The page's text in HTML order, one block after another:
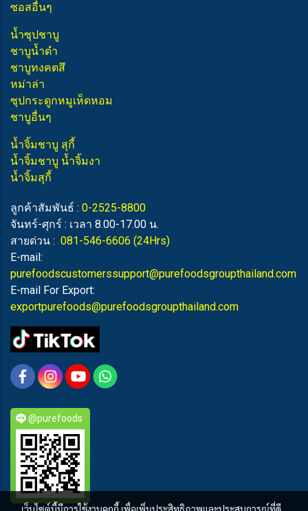
ซอสอื่นๆ
น้ำซุปชาบู
ชาบูน้ำดำ
ชาบูทงคตสึ
หม่าล่า
ซุปกระดูกหมูเห็ดหอม
ชาบูอื่นๆ
น้ำจิ้มชาบู สุกี้
น้ำจิ้มชาบู น้ำจิ้มงา
น้ำจิ้มสุกี้
ลูกค้าสัมพันธ์ : 0-2525-8800
จันทร์-ศุกร์ : เวลา 8.00-17.00 น.
สายด่วน : 081-546-6606 (24Hrs)
E-mail:
purefoodscustomerssupport@purefoodsgroupthailand.com
E-mail For Export:
exportpurefoods@purefoodsgroupthailand.com
@purefoods